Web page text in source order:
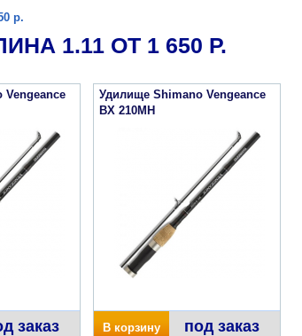
р.
1.11 ОТ 1 650 Р.
заказ
Удилище Shimano Vengeance
BX 210MH
В корзину под заказ